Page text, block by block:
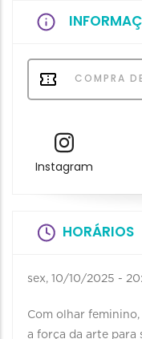
COMPRA
Instagram
HORÁRIOS
sex, 10/10/2025 -
Com olhar
a força da arte para